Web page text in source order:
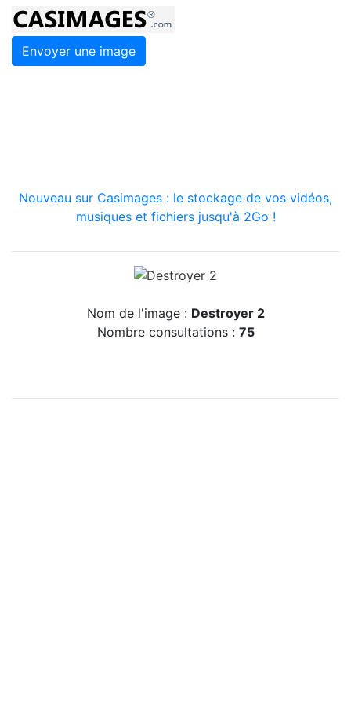
Envoyer une image
Nouveau sur Casimages : le stockage de vos vidéos,
musiques et fichiers jusqu'à 2Go !
Nom de l'image : Destroyer 2
Nombre consultations : 75